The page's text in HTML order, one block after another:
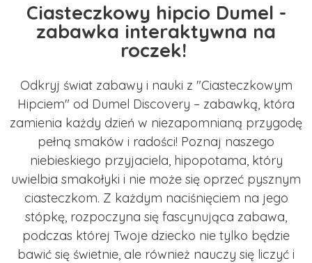
Ciasteczkowy hipcio Dumel -
zabawka interaktywna na
roczek!
Odkryj świat zabawy i nauki z "Ciasteczkowym
Hipciem" od Dumel Discovery – zabawką, która
zamienia każdy dzień w niezapomnianą przygodę
pełną smaków i radości! Poznaj naszego
niebieskiego przyjaciela, hipopotama, który
uwielbia smakołyki i nie może się oprzeć pysznym
ciasteczkom. Z każdym naciśnięciem na jego
stópkę, rozpoczyna się fascynująca zabawa,
podczas której Twoje dziecko nie tylko będzie
bawić się świetnie, ale również nauczy się liczyć i